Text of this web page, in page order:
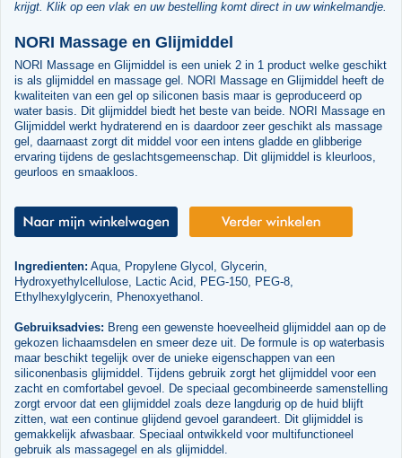
krijgt. Klik op een vlak en uw bestelling komt direct in uw winkelmandje.
NORI Massage en Glijmiddel
NORI Massage en Glijmiddel is een uniek 2 in 1 product welke geschikt
is als glijmiddel en massage gel. NORI Massage en Glijmiddel heeft de
kwaliteiten van een gel op siliconen basis maar is geproduceerd op
water basis. Dit glijmiddel biedt het beste van beide. NORI Massage en
Glijmiddel werkt hydraterend en is daardoor zeer geschikt als massage
gel, daarnaast zorgt dit middel voor een intens gladde en glibberige
ervaring tijdens de geslachtsgemeenschap. Dit glijmiddel is kleurloos,
geurloos en smaakloos.
Ingredienten: Aqua, Propylene Glycol, Glycerin,
Hydroxyethylcellulose, Lactic Acid, PEG-150, PEG-8,
Ethylhexylglycerin, Phenoxyethanol.
Gebruiksadvies: Breng een gewenste hoeveelheid glijmiddel aan op de
gekozen lichaamsdelen en smeer deze uit. De formule is op waterbasis
maar beschikt tegelijk over de unieke eigenschappen van een
siliconenbasis glijmiddel. Tijdens gebruik zorgt het glijmiddel voor een
zacht en comfortabel gevoel. De speciaal gecombineerde samenstelling
zorgt ervoor dat een glijmiddel zoals deze langdurig op de huid blijft
zitten, wat een continue glijdend gevoel garandeert. Dit glijmiddel is
gemakkelijk afwasbaar. Speciaal ontwikkeld voor multifunctioneel
gebruik als massagegel en als glijmiddel.